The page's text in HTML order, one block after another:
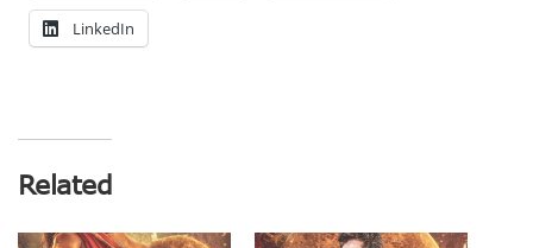
LinkedIn
Related